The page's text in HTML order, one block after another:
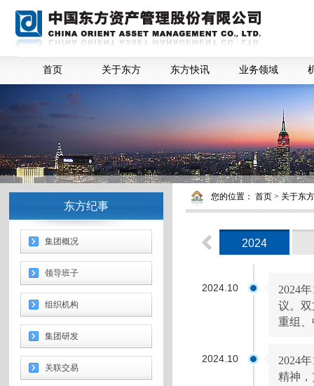
首页 关于东方 东方快讯 业务领域
东方纪事
集团概况
领导班子
组织机构
集团研发
关联交易
您的位置： 首页 > 关于东方
2024
2024.10
2024
议。
重组
2024.10
2024
精神